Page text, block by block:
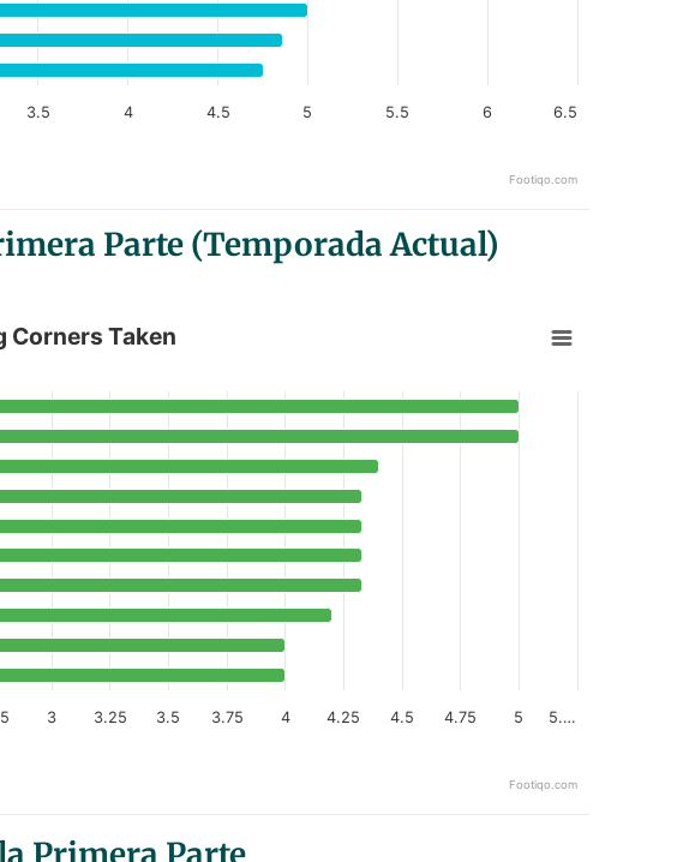
3.5 4 4.5 5 5.5 6 6.5
Footiqo.com
Parte (Temporada Actual)
Corners Taken
3 3.25 3.5 3.75 4 4.25 4.5 4.75 5 5.…
Footiqo.com